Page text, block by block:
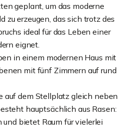
geplant, um das moderne
zu erzeugen, das sich trotz des
ideal für das Leben einer
eignet.
in einem modernen Haus mit
mit fünf Zimmern auf rund
auf dem Stellplatz gleich neben
hauptsächlich aus Rasen:
bietet Raum für vielerlei